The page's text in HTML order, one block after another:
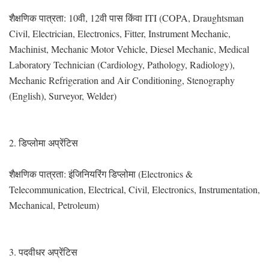
शैक्षणिक पात्रता: 10वी, 12वी पास किंवा ITI (COPA, Draughtsman
Civil, Electrician, Electronics, Fitter, Instrument Mechanic,
Machinist, Mechanic Motor Vehicle, Diesel Mechanic, Medical
Laboratory Technician (Cardiology, Pathology, Radiology),
Mechanic Refrigeration and Air Conditioning, Stenography
(English), Surveyor, Welder)
2. डिप्लोमा अप्रेंटिस
शैक्षणिक पात्रता: इंजिनियरिंग डिप्लोमा (Electronics &
Telecommunication, Electrical, Civil, Electronics, Instrumentation,
Mechanical, Petroleum)
3. पदवीधर अप्रेंटिस